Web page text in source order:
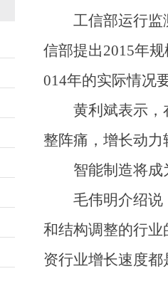
工信部运行监测
信部提出2015年
014年的实际情况
黄利斌表示，在
整阵痛，增长动
智能制造将成
毛伟明介绍说，
和结构调整的行
资行业增长速度